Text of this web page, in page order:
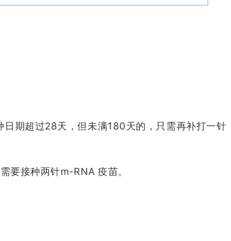
期超过28天，但未满180天的，只需再补打一针
要接种两针m-RNA 疫苗。